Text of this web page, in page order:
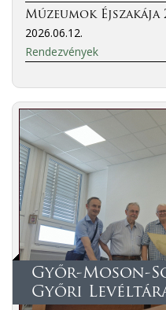
Múzeumok Éjszakája
2026.06.12.
Rendezvények
Győr-Moson-
Győri